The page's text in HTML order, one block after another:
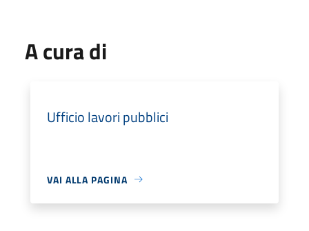
A cura di
Ufficio lavori pubblici
VAI ALLA PAGINA